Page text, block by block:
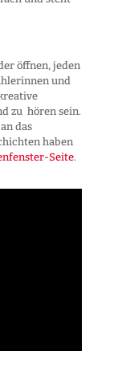
öffnen, jeden
und
zu hören sein.
das
haben
Seite.